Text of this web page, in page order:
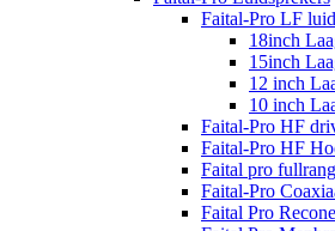
Faital-Pro LF
18inch
15inch
12 inch
10 inch
Faital-Pro HF
Faital-Pro HF
Faital pro
Faital-Pro
Faital Pro